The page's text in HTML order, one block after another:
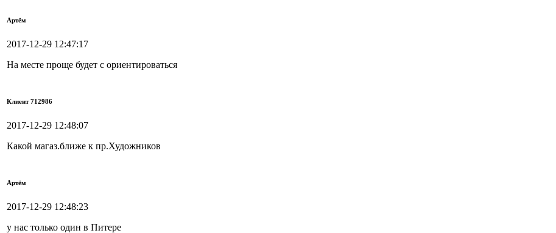
Артём
2017-12-29 12:47:17
На месте проще будет с ориентироваться
Клиент 712986
2017-12-29 12:48:07
Какой магаз.ближе к пр.Художников
Артём
2017-12-29 12:48:23
у нас только один в Питере